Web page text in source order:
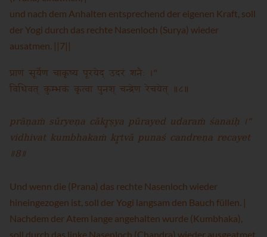
und nach dem Anhalten entsprechend der eigenen Kraft, soll
der Yogi durch das rechte Nasenloch (Surya) wieder
ausatmen. ||7||
प्राणं सूर्येण चाकृष्य पूरयेद् उदरं शनैः ।"
विधिवत् कुम्भकं कृत्वा पुनश् चन्द्रेण रेचयेत् ॥८॥
prāṇaṁ sūryeṇa cākr̥ṣya pūrayed udaraṁ śanaiḥ ।"
vidhivat kumbhakaṁ kr̥tvā punaś candreṇa recayet
॥8॥
Und wenn die (Prana) das rechte Nasenloch wieder
hineingezogen ist, soll der Yogi langsam den Bauch füllen. |
Nachdem der Atem lange angehalten wurde (Kumbhaka),
soll durch das linke Nasenloch (Chandra) wieder ausgeatmet